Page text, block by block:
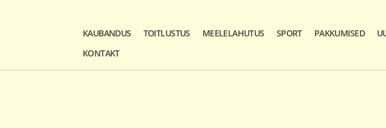
KAUBANDUS TOITLUSTUS MEELELAHUTUS SPORT PAKKUMISED
KONTAKT